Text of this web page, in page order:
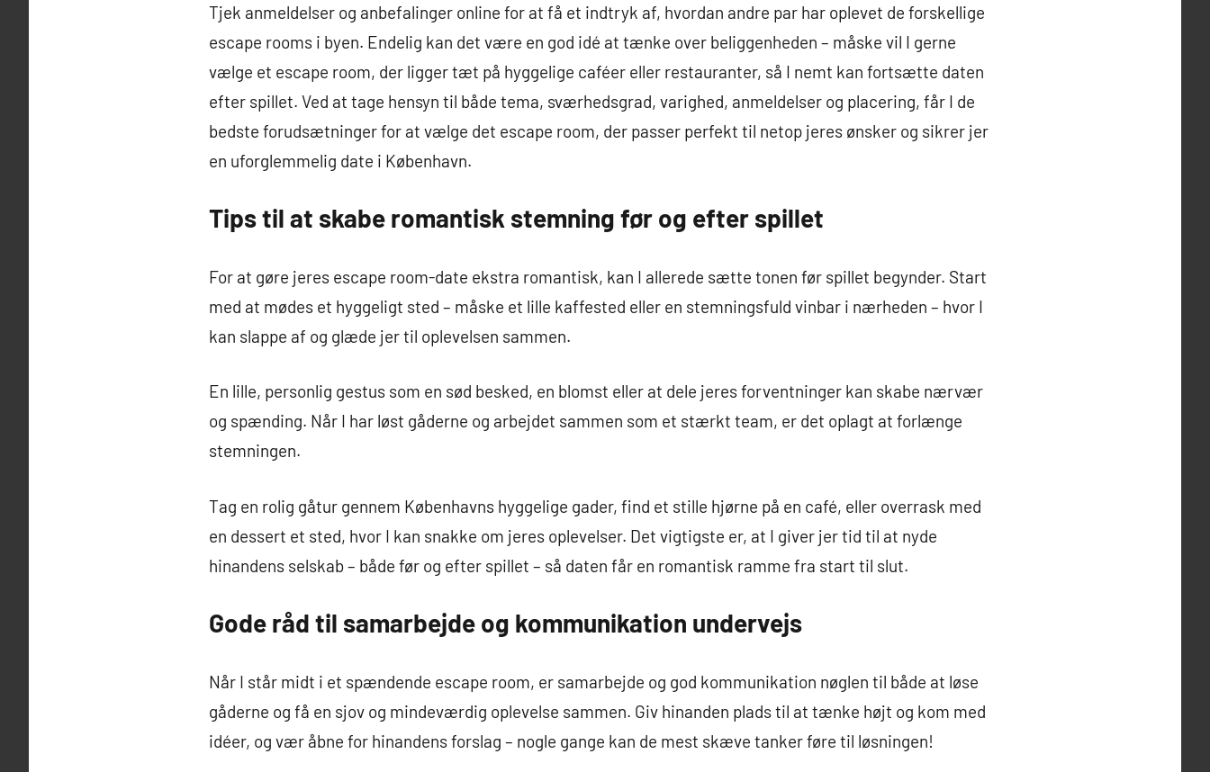
Tjek anmeldelser og anbefalinger online for at få et indtryk af, hvordan andre par har oplevet de forskellige
escape rooms i byen. Endelig kan det være en god idé at tænke over beliggenheden – måske vil I gerne
vælge et escape room, der ligger tæt på hyggelige caféer eller restauranter, så I nemt kan fortsætte daten
efter spillet. Ved at tage hensyn til både tema, sværhedsgrad, varighed, anmeldelser og placering, får I de
bedste forudsætninger for at vælge det escape room, der passer perfekt til netop jeres ønsker og sikrer jer
en uforglemmelig date i København.
Tips til at skabe romantisk stemning før og efter spillet
For at gøre jeres escape room-date ekstra romantisk, kan I allerede sætte tonen før spillet begynder. Start
med at mødes et hyggeligt sted – måske et lille kaffested eller en stemningsfuld vinbar i nærheden – hvor I
kan slappe af og glæde jer til oplevelsen sammen.
En lille, personlig gestus som en sød besked, en blomst eller at dele jeres forventninger kan skabe nærvær
og spænding. Når I har løst gåderne og arbejdet sammen som et stærkt team, er det oplagt at forlænge
stemningen.
Tag en rolig gåtur gennem Københavns hyggelige gader, find et stille hjørne på en café, eller overrask med
en dessert et sted, hvor I kan snakke om jeres oplevelser. Det vigtigste er, at I giver jer tid til at nyde
hinandens selskab – både før og efter spillet – så daten får en romantisk ramme fra start til slut.
Gode råd til samarbejde og kommunikation undervejs
Når I står midt i et spændende escape room, er samarbejde og god kommunikation nøglen til både at løse
gåderne og få en sjov og mindeværdig oplevelse sammen. Giv hinanden plads til at tænke højt og kom med
idéer, og vær åbne for hinandens forslag – nogle gange kan de mest skæve tanker føre til løsningen!